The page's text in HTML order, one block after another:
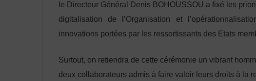
le Directeur Général Denis BOHOUSSOU a fixé les
digitalisation de l’Organisation et
innovations portées par les ressortissants des Etats
Surtout, on retiendra de cette cérémonie un vibrant
deux collaborateurs admis à faire valoir leurs droits à la